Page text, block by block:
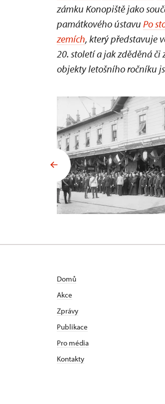
zámku Konopiště jako
památkového ústavu Po
zemích, který představuje
20. století a jak zděděná
objekty letošního ročníku
Domů
Akce
Zprávy
Publikace
Pro média
Kontakty